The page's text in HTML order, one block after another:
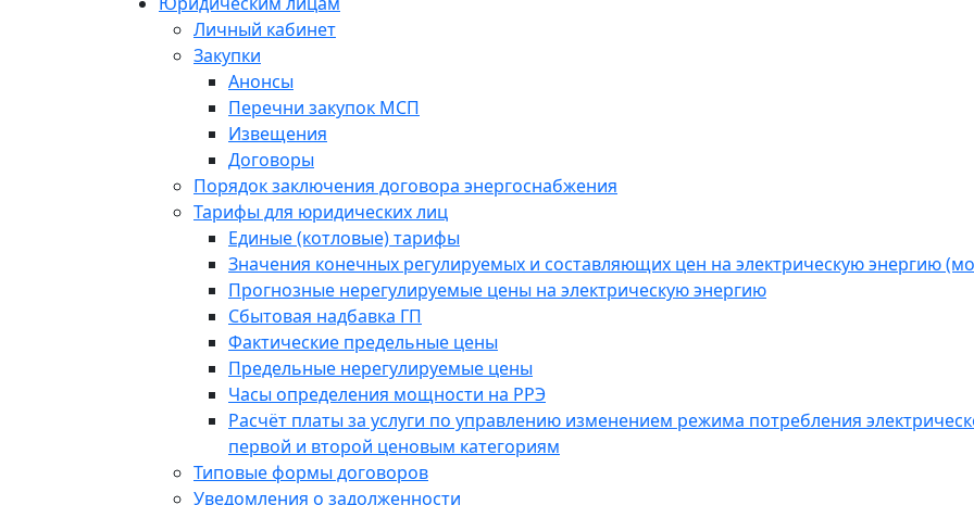
Личный кабинет
Закупки
Анонсы
Перечни закупок МСП
Извещения
Договоры
Порядок заключения договора энергоснабжения
Тарифы для юридических лиц
Единые (котловые) тарифы
Значения конечных регулируемых и составляющих цен на электрическую энергию
Прогнозные нерегулируемые цены на электрическую энергию
Сбытовая надбавка ГП
Фактические предельные цены
Предельные нерегулируемые цены
Часы определения мощности на РРЭ
Расчёт платы за услуги по управлению изменением режима потребления
первой и второй ценовым категориям
Типовые формы договоров
Уведомления о задолженности